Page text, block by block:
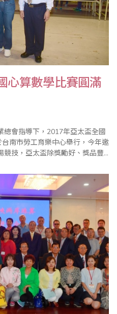
心算數學比賽圓滿
總會指導下，2017年亞太盃全國
南市勞工育樂中心舉行，今年邀
競技，亞太盃除獎勵好、獎品豐
太盃一貫秉持公平、公正、公開
。 頒獎典禮於上午
無..